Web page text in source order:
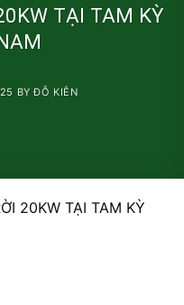
TẠI TAM KỲ
BYĐỖ KIÊN
20KW TẠI TAM KỲ